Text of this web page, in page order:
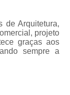
Design Biofílico
Goiânia
Arquitetura de
de Salas
para Sala
de Arquitetura,
projeto
graças aos
sempre a